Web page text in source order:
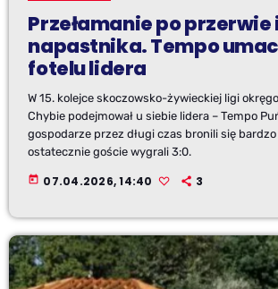
Przełamanie po przerwie
napastnika. Tempo
fotelu lidera
W 15. kolejce skoczowsko-żywieckiej ligi
Chybie podejmował u siebie lidera – Tempo
gospodarze przez długi czas bronili się
ostatecznie goście wygrali 3:0.
today 07.04.2026, 14:40 3